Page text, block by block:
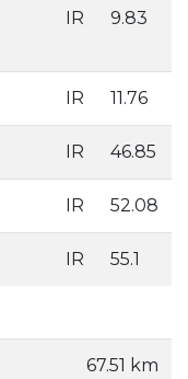
IR 9.83
IR 11.76
IR 46.85
IR 52.08
IR 55.1
67.51 km